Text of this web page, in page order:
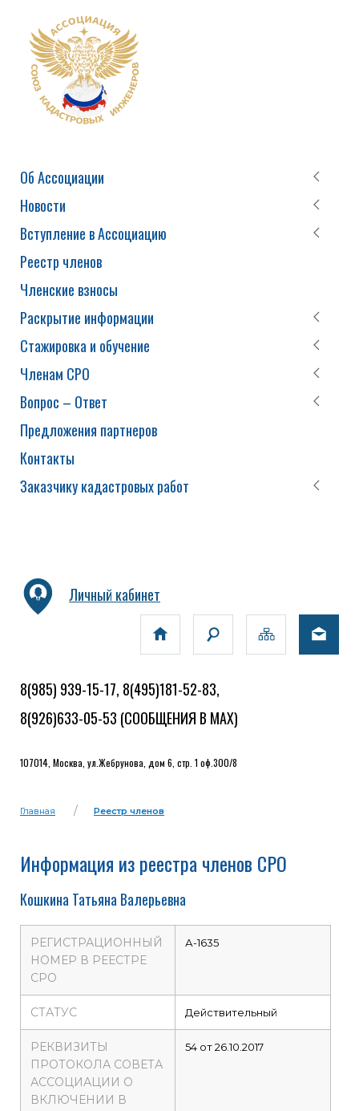
Об Ассоциации
Новости
Вступление в Ассоциацию
Реестр членов
Членские взносы
Раскрытие информации
Стажировка и обучение
Членам СРО
Вопрос – Ответ
Предложения партнеров
Контакты
Заказчику кадастровых работ
Личный кабинет
8(985) 939-15-17, 8(495)181-52-83,
8(926)633-05-53 (СООБЩЕНИЯ В MAX)
107014, Москва, ул.Жебрунова, дом 6, стр. 1 оф.300/8
Главная Реестр членов
Информация из реестра членов СРО
Кошкина Татьяна Валерьевна
РЕГИСТРАЦИОННЫЙ
НОМЕР В РЕЕСТРЕ
СРО
А-1635
СТАТУС Действительный
РЕКВИЗИТЫ
ПРОТОКОЛА СОВЕТА
АССОЦИАЦИИ О
ВКЛЮЧЕНИИ В
54 от 26.10.2017